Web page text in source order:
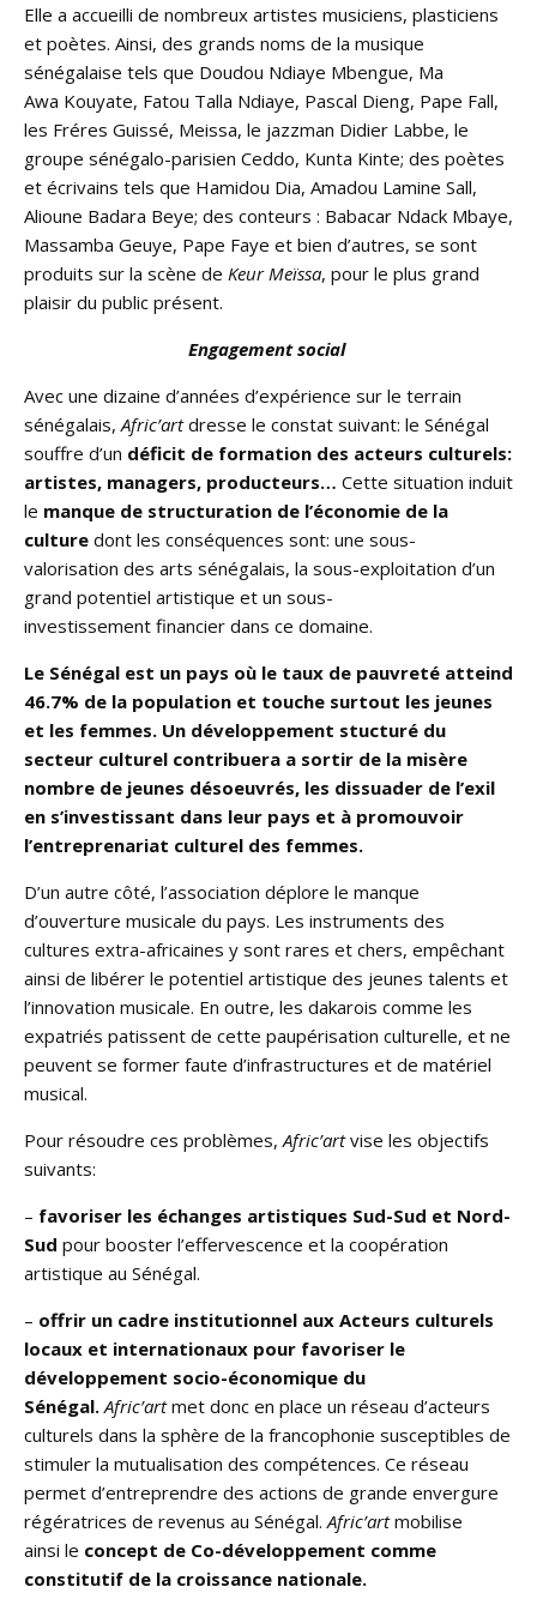
Elle a accueilli de nombreux artistes musiciens, plasticiens
et poètes. Ainsi, des grands noms de la musique
sénégalaise tels que Doudou Ndiaye Mbengue, Ma
Awa Kouyate, Fatou Talla Ndiaye, Pascal Dieng, Pape Fall,
les Fréres Guissé, Meissa, le jazzman Didier Labbe, le
groupe sénégalo-parisien Ceddo, Kunta Kinte; des poètes
et écrivains tels que Hamidou Dia, Amadou Lamine Sall,
Alioune Badara Beye; des conteurs : Babacar Ndack Mbaye,
Massamba Geuye, Pape Faye et bien d’autres, se sont
produits sur la scène de Keur Meïssa, pour le plus grand
plaisir du public présent.
Engagement social
Avec une dizaine d’années d’expérience sur le terrain
sénégalais, Afric’artdresse le constat suivant: le Sénégal
souffre d’un déficit de formation des acteurs culturels:
artistes, managers, producteurs… Cette situation induit
le manque de structuration de l’économie de la
culture dont les conséquences sont: une sous-
valorisation des arts sénégalais, la sous-exploitation d’un
grand potentiel artistique et un sous-
investissement financier dans ce domaine.
Le Sénégal est un pays où le taux de pauvreté atteind
46.7% de la population et touche surtout les jeunes
et les femmes. Un développement stucturé du
secteur culturel contribuera a sortir de la misère
nombre de jeunes désoeuvrés, les dissuader de l’exil
en s’investissant dans leur pays et à promouvoir
l’entreprenariat culturel des femmes.
D’un autre côté, l’association déplore le manque
d’ouverture musicale du pays. Les instruments des
cultures extra-africaines y sont rares et chers, empêchant
ainsi de libérer le potentiel artistique des jeunes talents et
l’innovation musicale. En outre, les dakarois comme les
expatriés patissent de cette paupérisation culturelle, et ne
peuvent se former faute d’infrastructures et de matériel
musical.
Pour résoudre ces problèmes, Afric’artvise les objectifs
suivants:
– favoriser les échanges artistiques Sud-Sud et Nord-
Sud pour booster l’effervescence et la coopération
artistique au Sénégal.
– offrir un cadre institutionnel aux Acteurs culturels
locaux et internationaux pour favoriser le
développement socio-économique du
Sénégal. Afric’artmet donc en place un réseau d’acteurs
culturels dans la sphère de la francophonie susceptibles de
stimuler la mutualisation des compétences. Ce réseau
permet d’entreprendre des actions de grande envergure
régératrices de revenus au Sénégal. Afric’artmobilise
ainsi le concept de Co-développement comme
constitutif de la croissance nationale.